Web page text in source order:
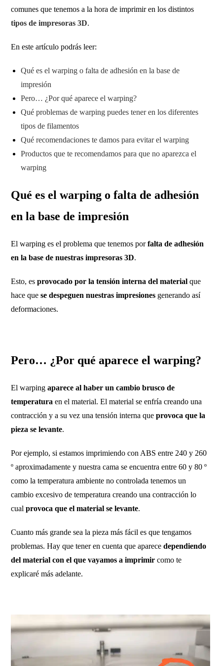
comunes que tenemos a la hora de imprimir en los distintos
tipos de impresoras 3D.
En este artículo podrás leer:
Qué es el warping o falta de adhesión en la base de
impresión
Pero… ¿Por qué aparece el warping?
Qué problemas de warping puedes tener en los diferentes
tipos de filamentos
Qué recomendaciones te damos para evitar el warping
Productos que te recomendamos para que no aparezca el
warping
Qué es el warping o falta de adhesión
en la base de impresión
El warping es el problema que tenemos porfalta de adhesión
en la base de nuestras impresoras 3D.
Esto, esprovocado por la tensión interna del material que
hace quese despeguen nuestras impresiones generando así
deformaciones.
Pero… ¿Por qué aparece el warping?
El warpingaparece al haber un cambio brusco de
temperatura en el material. El material se enfría creando una
contracción y a su vez una tensión interna queprovoca que la
pieza se levante.
Por ejemplo, si estamos imprimiendo con ABS entre 240 y 260
º aproximadamente y nuestra cama se encuentra entre 60 y 80 º
como la temperatura ambiente no controlada tenemos un
cambio excesivo de temperatura creando una contracción lo
cualprovoca que el material se levante.
Cuanto más grande sea la pieza más fácil es que tengamos
problemas. Hay que tener en cuenta que aparecedependiendo
del material con el que vayamos a imprimir como te
explicaré más adelante.